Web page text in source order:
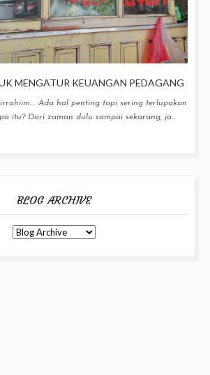
MENGATUR KEUANGAN PEDAGANG
Ada hal penting tapi sering terlupakan
itu? Dari zaman dulu sampai sekarang, ja...
BLOG ARCHIVE